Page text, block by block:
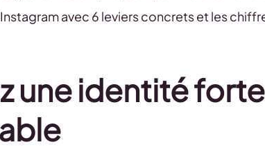
avec 6 leviers concrets et les
une identité